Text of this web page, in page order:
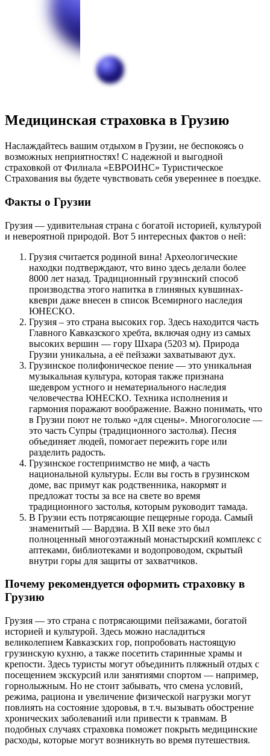
Медицинская страховка в Грузию
Наслаждайтесь вашим отдыхом в Грузии, не беспокоясь о
возможных неприятностях! С надежной и выгодной
страховкой от Филиала «ЕВРОИНС» Туристическое
Страхования вы будете чувствовать себя увереннее в поездке.
Факты о Грузии
Грузия — удивительная страна с богатой историей, культурой
и невероятной природой. Вот 5 интересных фактов о ней:
Грузия считается родиной вина! Археологические
находки подтверждают, что вино здесь делали более
8000 лет назад. Традиционный грузинский способ
производства этого напитка в глиняных кувшинах-
квеври даже внесен в список Всемирного наследия
ЮНЕСКО.
Грузия – это страна высоких гор. Здесь находится часть
Главного Кавказского хребта, включая одну из самых
высоких вершин — гору Шхара (5203 м). Природа
Грузии уникальна, а её пейзажи захватывают дух.
Грузинское полифоническое пение — это уникальная
музыкальная культура, которая также признана
шедевром устного и нематериального наследия
человечества ЮНЕСКО. Техника исполнения и
гармония поражают воображение. Важно понимать, что
в Грузии поют не только «для сцены». Многоголосие —
это часть Супры (традиционного застолья). Песня
объединяет людей, помогает пережить горе или
разделить радость.
Грузинское гостеприимство не миф, а часть
национальной культуры. Если вы гость в грузинском
доме, вас примут как родственника, накормят и
предложат тосты за все на свете во время
традиционного застолья, которым руководит тамада.
В Грузии есть потрясающие пещерные города. Самый
знаменитый — Вардзиа. В XII веке это был
полноценный многоэтажный монастырский комплекс с
аптеками, библиотеками и водопроводом, скрытый
внутри горы для защиты от захватчиков.
Почему рекомендуется оформить страховку в
Грузию
Грузия — это страна с потрясающими пейзажами, богатой
историей и культурой. Здесь можно насладиться
великолепием Кавказских гор, попробовать настоящую
грузинскую кухню, а также посетить старинные храмы и
крепости. Здесь туристы могут объединить пляжный отдых с
посещением экскурсий или занятиями спортом — например,
горнолыжным. Но не стоит забывать, что смена условий,
режима, рациона и увеличение физической нагрузки могут
повлиять на состояние здоровья, в т.ч. вызывать обострение
хронических заболеваний или привести к травмам. В
подобных случаях страховка поможет покрыть медицинские
расходы, которые могут возникнуть во время путешествия.